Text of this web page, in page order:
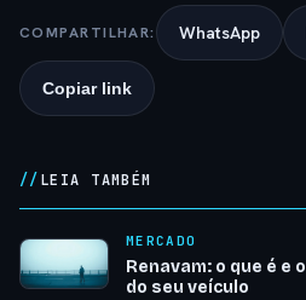
COMPARTILHAR: WhatsApp
Copiar link
LEIA TAMBÉM
MERCADO
Renavam: o que é e
do seu veículo